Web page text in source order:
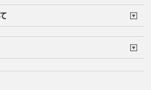
ごみ・環境
障がい・福祉
組織案内